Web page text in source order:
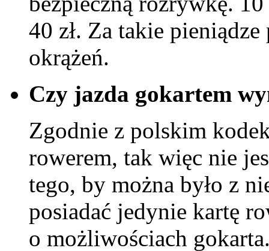
40 zł. Za takie
okrążeń.
Czy jazda gokartem
Zgodnie z polskim
rowerem, tak więc nie
tego, by można było z
posiadać jedynie kartę
o możliwościach